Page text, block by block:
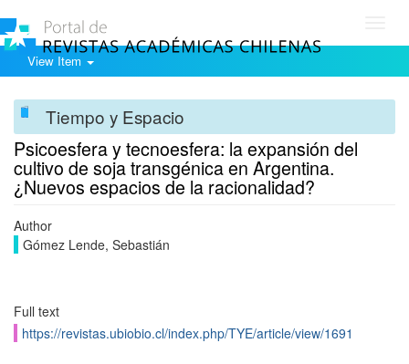
View Item
Tiempo y Espacio
Psicoesfera y tecnoesfera: la expansión del
cultivo de soja transgénica en Argentina.
¿Nuevos espacios de la racionalidad?
Author
Gómez Lende, Sebastián
Full text
https://revistas.ubiobio.cl/index.php/TYE/article/view/1691